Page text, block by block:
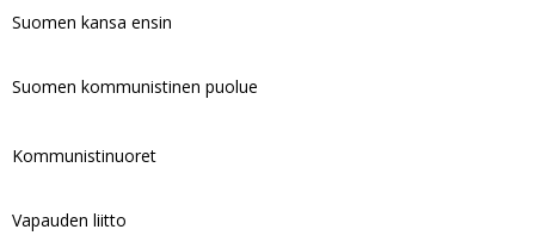
Suomen kansa ensin
Suomen kommunistinen puolue
Kommunistinuoret
Vapauden liitto